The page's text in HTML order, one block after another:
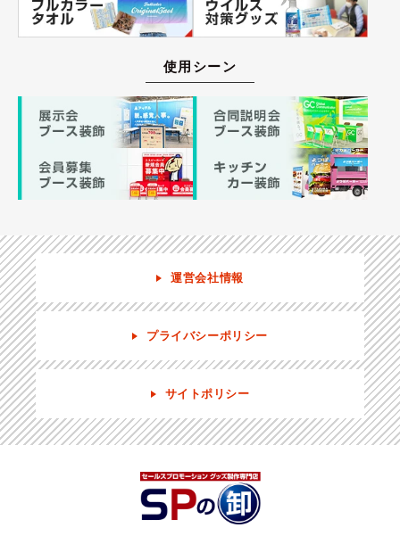
使用シーン
運営会社情報
プライバシーポリシー
サイトポリシー